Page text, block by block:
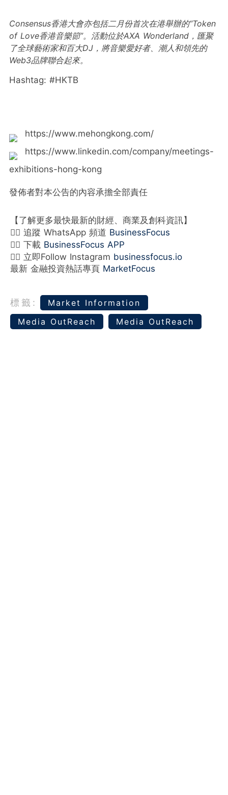
Consensus香港大會亦包括二月份首次在港舉辦的“Token
of Love香港音樂節”。活動位於AXA Wonderland，匯聚
了全球藝術家和百大DJ，將音樂愛好者、潮人和領先的
Web3品牌聯合起來。
Hashtag: #HKTB
https://www.mehongkong.com/
https://www.linkedin.com/company/meetings-
exhibitions-hong-kong
發佈者對本公告的內容承擔全部責任
【了解更多最快最新的財經、商業及創科資訊】
👉🏻 追蹤 WhatsApp 頻道 BusinessFocus
👉🏻 下載 BusinessFocus APP
👉🏻 立即Follow Instagram businessfocus.io
最新 金融投資熱話專頁 MarketFocus
標籤:
Market Information
Media OutReach
Media OutReach